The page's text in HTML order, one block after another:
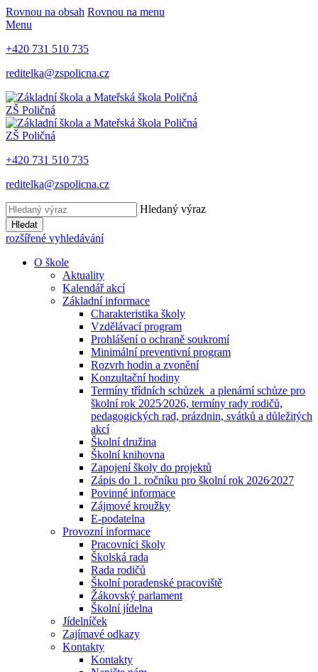
Rovnou na obsah Rovnou na menu
Menu
+420 731 510 735
reditelka@zspolicna.cz
ZŠ Poličná
ZŠ Poličná
+420 731 510 735
reditelka@zspolicna.cz
Hledaný výraz
Hledat
rozšířené vyhledávání
O škole
Aktuality
Kalendář akcí
Základní informace
Charakteristika školy
Vzdělávací program
Prohlášení o ochraně soukromí
Minimální preventivní program
Rozvrh hodin a zvonění
Konzultační hodiny
Termíny třídních schůzek a plenární schůze pro
školní rok 2025⁄2026, termíny rady rodičů,
pedagogických rad, prázdnin, svátků a důležitých
akcí
Školní družina
Školní knihovna
Zapojení školy do projektů
Zápis do 1. ročníku pro školní rok 2026⁄2027
Povinné informace
Zájmové kroužky
E-podatelna
Provozní informace
Pracovníci školy
Školská rada
Rada rodičů
Školní poradenské pracoviště
Žákovský parlament
Školní jídelna
Jídelníček
Zajímavé odkazy
Kontakty
Kontakty